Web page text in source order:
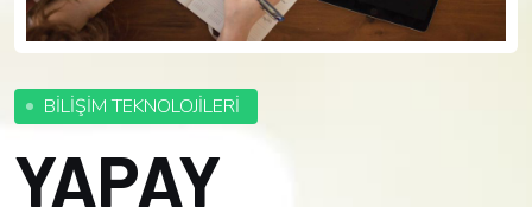
BİLİŞİM TEKNOLOJİLERİ
YAPAY